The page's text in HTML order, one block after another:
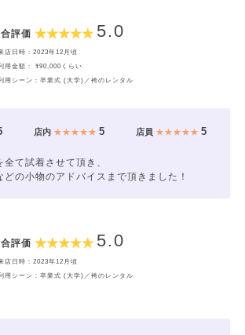
評価 5.0
店日時：2023年12月頃
用金額： ¥90,000くらい
用シーン：卒業式 (大学)／袴のレンタル
店内★★★★★ 5 店員 ★★★★★5
て試着させて頂き、
どの小物のアドバイスまで頂きました！
評価 5.0
店日時：2023年12月頃
用シーン：卒業式 (大学)／袴のレンタル